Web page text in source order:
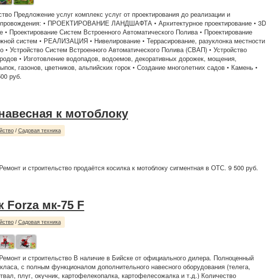
Предложение услуг комплекс услуг от проектирования до реализации и
• ПРОЕКТИРОВАНИЕ ЛАНДШАФТА • Архитектурное проектирование • 3D
Проектирование Систем Встроенного Автоматического Полива • Проектирование
систем • РЕАЛИЗАЦИЯ • Нивелирование • Террасирование, разуклонка местности
• Устройство Систем Встроенного Автоматического Полива (СВАП) • Устройство
• Изготовление водопадов, водоемов, декоративных дорожек, мощения,
газонов, цветников, альпийских горок • Создание многолетних садов • Камень •
руб.
к мотоблоку
/ Садовая техника
и строительство продаётся косилка к мотоблоку сигментная в ОТС. 9 500 руб.
Forza мк-75 F
/ Садовая техника
и строительство В наличие в Бийске от официального дилера. Полноценный
с полным функционалом дополнительного навесного оборудования (телега,
плуг, окучник, картофелекопалка, картофелесожалка и т.д.) Количество